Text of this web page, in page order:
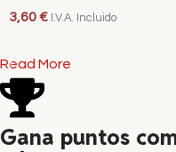
3,60€ I.V.A. Incluido
Read More
Gana puntos